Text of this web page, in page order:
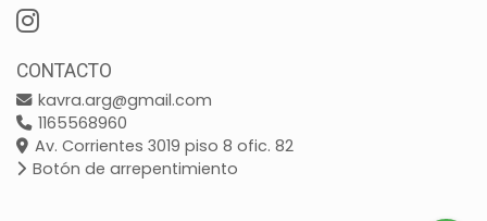
CONTACTO
kavra.arg@gmail.com
1165568960
Av. Corrientes 3019 piso 8 ofic. 82
Botón de arrepentimiento